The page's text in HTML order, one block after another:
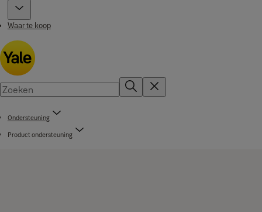
Waar te koop
Ondersteuning
Product ondersteuning